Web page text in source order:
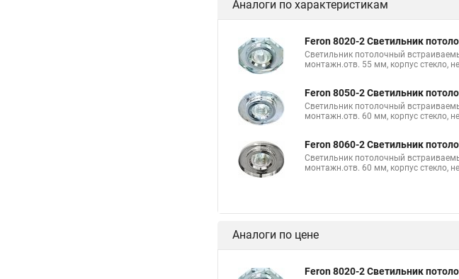
Аналоги по характеристикам
Feron 8020-2 Светильник
Светильник потолочный
монтажн.отв. 55 мм, корпус стекло,
Feron 8050-2 Светильник
Светильник потолочный
монтажн.отв. 60 мм, корпус стекло,
Feron 8060-2 Светильник
Светильник потолочный
монтажн.отв. 60 мм, корпус стекло,
Аналоги по цене
Feron 8020-2 Светильник